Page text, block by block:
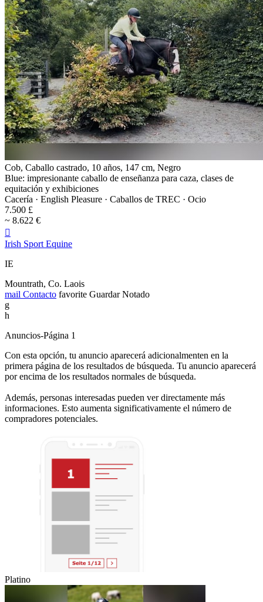
Cob, Caballo castrado, 10 años, 147 cm, Negro
Blue: impresionante caballo de enseñanza para caza, clases de
equitación y exhibiciones
Cacería · English Pleasure · Caballos de TREC · Ocio
7.500 £
~ 8.622 €

Irish Sport Equine
IE
Mountrath, Co. Laois
mail Contacto favorite Guardar Notado
g
h
Anuncios-Página 1
Con esta opción, tu anuncio aparecerá adicionalmenten en la
primera página de los resultados de búsqueda. Tu anuncio aparecerá
por encima de los resultados normales de búsqueda.
Además, personas interesadas pueden ver directamente más
informaciones. Esto aumenta significativamente el número de
compradores potenciales.
Platino